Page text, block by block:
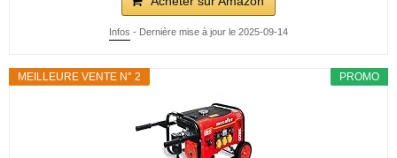
Infos - Dernière mise à jour le 2025-09-14
PROMO
MEILLEURE VENTE N° 2